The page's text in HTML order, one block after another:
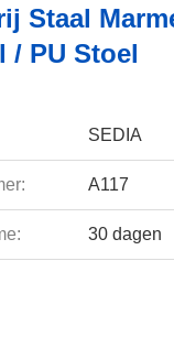
Staal
/ PU Stoel
SEDIA
A117
30 dagen